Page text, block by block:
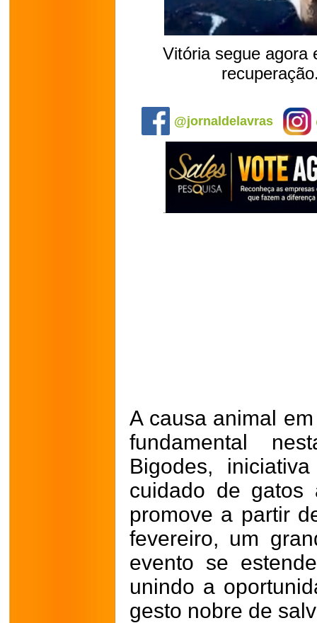
Vitória segue agora
@jornaldelavras
A causa animal
fundamental
Bigodes,
cuidado de gatos
promove a partir
fevereiro, um
evento se
unindo a
gesto nobre de